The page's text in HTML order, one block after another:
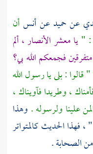
عنحميدعنأنسأن
: "يا معشرالأنصار ،ألم
فجمعكم الله بي؟
قالوا : بلى يا رسول الله
، وطريدا فآويناك ،
علينا ولرسوله . وهذا
الحديث كالمتواتر
الصحابة .